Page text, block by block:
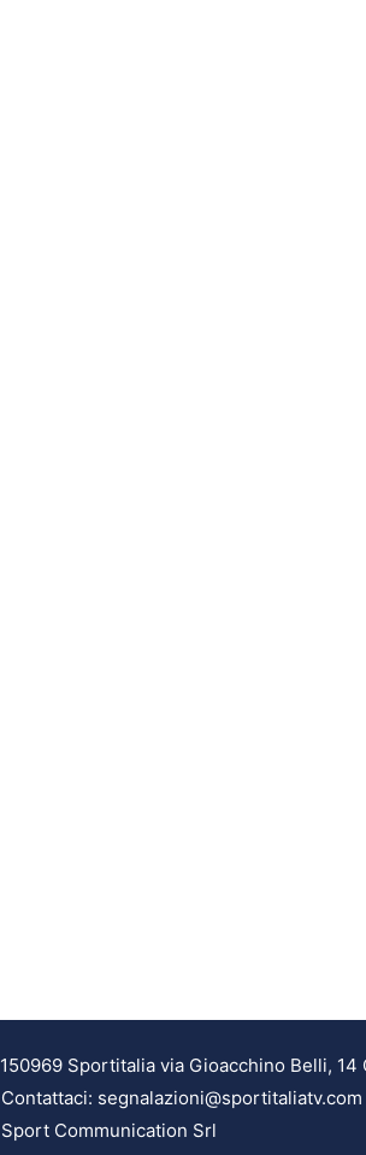
Sportitalia via Gioacchino Belli,
Communication Srl